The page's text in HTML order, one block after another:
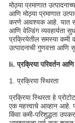
मोठ्या प्रमाणात
आणि मोठ्या प्रमाणात
करणे आवश्यक आहे. यात
आणि वेल्डिंग व्यवहार्यता
प्रक्रियेतील समस्या
उत्पादनाची गुणवत्ता
Ii. प्रक्रिया परिवर्तन
1. प्रक्रिया स्थिरता
प्रक्रिया स्थिरता हे
एक महत्त्वाचे आव्हान आहे.
किंवा कमी-परिशुद्धता